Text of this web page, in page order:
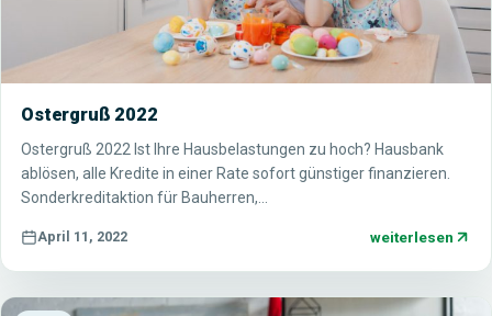
Ostergruß 2022
Ostergruß 2022 Ist Ihre Hausbelastungen zu hoch? Hausbank
ablösen, alle Kredite in einer Rate sofort günstiger finanzieren.
Sonderkreditaktion für Bauherren,…
April 11, 2022 weiterlesen